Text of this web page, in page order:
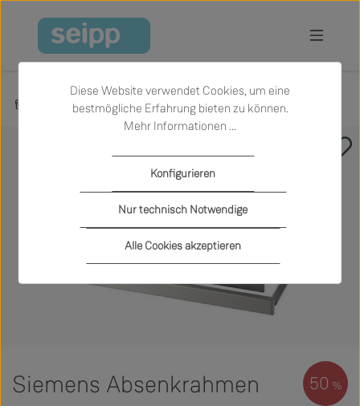
Zum Hauptinhalt springen
Produkte Sale Küche Zubehör
Siemens Absenkrahmen 50 %
Diese Website verwendet Cookies, um eine
bestmögliche Erfahrung bieten zu können.
Mehr Informationen ...
Nur technisch Notwendige
Konfigurieren
Alle Cookies akzeptieren